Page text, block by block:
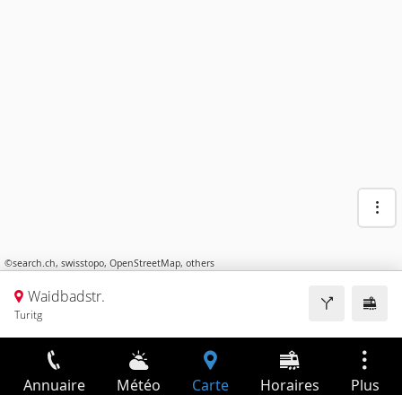
©search.ch, swisstopo, OpenStreetMap, others
Waidbadstr.
Turitg
Annuaire Météo Carte Horaires Plus